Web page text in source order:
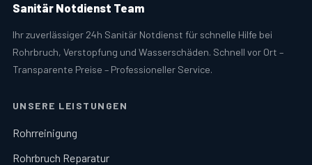
Sanitär Notdienst Team
Ihr zuverlässiger 24h Sanitär Notdienst für schnelle Hilfe bei
Rohrbruch, Verstopfung und Wasserschäden. Schnell vor Ort –
Transparente Preise – Professioneller Service.
UNSERE LEISTUNGEN
Rohrreinigung
Rohrbruch Reparatur